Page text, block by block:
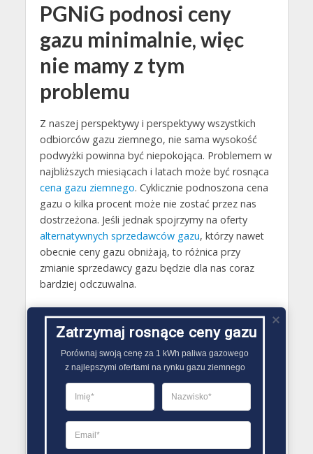
PGNiG podnosi ceny
gazu minimalnie, więc
nie mamy z tym
problemu
Z naszej perspektywy i perspektywy wszystkich
odbiorców gazu ziemnego, nie sama wysokość
podwyżki powinna być niepokojąca. Problemem w
najbliższych miesiącach i latach może być rosnąca
cena gazu ziemnego. Cyklicznie podnoszona cena
gazu o kilka procent może nie zostać przez nas
dostrzeżona. Jeśli jednak spojrzymy na oferty
alternatywnych sprzedawców gazu, którzy nawet
obecnie ceny gazu obniżają, to różnica przy
zmianie sprzedawcy gazu będzie dla nas coraz
bardziej odczuwalna.
gazu ziemnego możemy w łatwy sposób
zagwarantować sobie „zamrożenie” ceny gazu w
trakcie obowiązywania umowy.
Ocena użytkowników 4.25 (4
Zatrzymaj rosnące ceny gazu
Porównaj swoją cenę za 1 kWh paliwa gazowego
z najlepszymi ofertami na rynku gazu ziemnego